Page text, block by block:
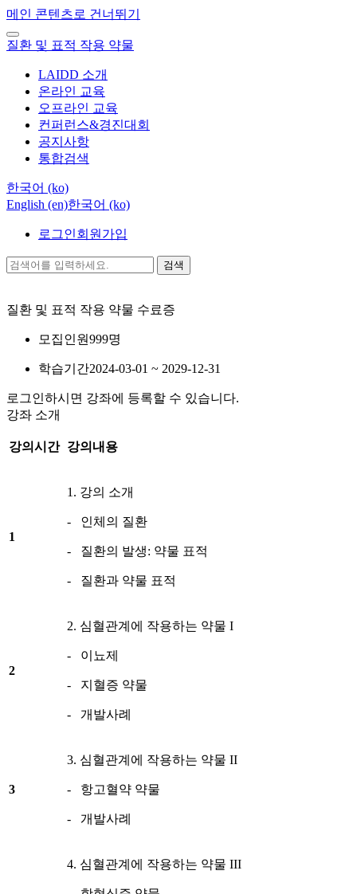
메인 콘텐츠로 건너뛰기
질환 및 표적 작용 약물
LAIDD 소개
온라인 교육
오프라인 교육
컨퍼런스&경진대회
공지사항
통합검색
한국어 ‎(ko)‎
English ‎(en)‎한국어 ‎(ko)‎
로그인회원가입
검색
질환 및 표적 작용 약물 수료증
모집인원999명
학습기간2024-03-01 ~ 2029-12-31
로그인하시면 강좌에 등록할 수 있습니다.
강좌 소개
강의시간 강의내용
1
1. 강의 소개
- 인체의 질환
- 질환의 발생: 약물 표적
- 질환과 약물 표적
2
2. 심혈관계에 작용하는 약물 I
- 이뇨제
- 지혈증 약물
- 개발사례
3
3. 심혈관계에 작용하는 약물 II
- 항고혈약 약물
- 개발사례
4. 심혈관계에 작용하는 약물 III